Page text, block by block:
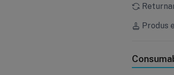
Produs